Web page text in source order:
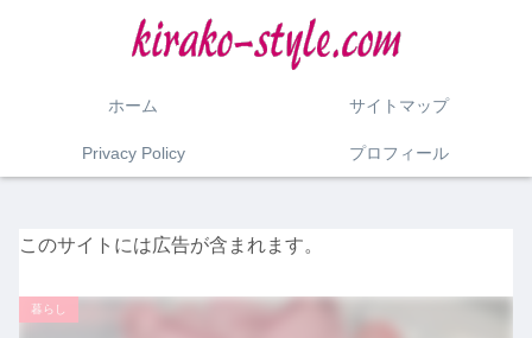
ホーム サイトマップ
Privacy Policy プロフィール
このサイトには広告が含まれます。
暮らし